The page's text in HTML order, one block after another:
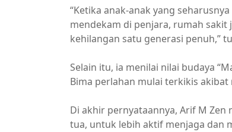
“Ketika anak-anak yang
mendekam di penjara, rumah sakit
kehilangan satu generasi penuh,”
Selain itu, ia menilai nilai budaya
Bima perlahan mulai terkikis
Di akhir pernyataannya, Arif M
tua, untuk lebih aktif menjaga dan